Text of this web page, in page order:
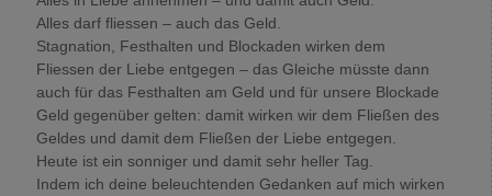
Alles darf fliessen – auch das Geld.
Stagnation, Festhalten und Blockaden wirken dem
Fliessen der Liebe entgegen – das Gleiche müsste dann
auch für das Festhalten am Geld und für unsere Blockade
Geld gegenüber gelten: damit wirken wir dem Fließen des
Geldes und damit dem Fließen der Liebe entgegen.
Heute ist ein sonniger und damit sehr heller Tag.
Indem ich deine beleuchtenden Gedanken auf mich wirken